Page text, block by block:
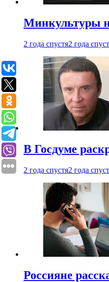
Минкультуры
2 года спустя2 года
В Госдуме
2 года спустя2 года
Россияне